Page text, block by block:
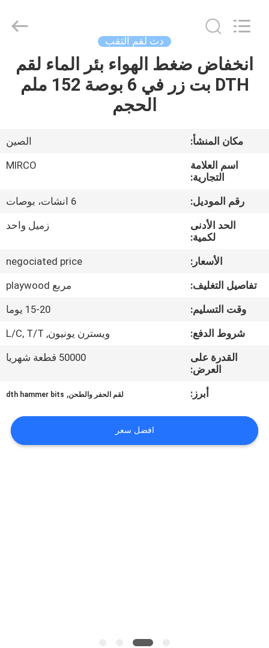
الصفحة
الرئيسية
معلومات
جولة
المعمل
مراقبة
الجودة
اتصل
اطلب
اقتباس
Reserved.
دث لقم الثقب
انخفاض ضغط الهواء بئر الماء لقم
DTH بت زر في 6 بوصة 152 ملم
الحجم
مكان المنشأ:
الصين
اسم العلامة
التجارية:
MIRCO
رقم الموديل:
6 انشات، بوصات
الحد الأدنى
لكمية:
زميل واحد
الأسعار:
negociated price
تفاصيل التغليف:
مربع playwood
وقت التسليم:
15-20 يوما
شروط الدفع:
ويسترن يونيون, L/C, T/T
القدرة على
العرض:
50000 قطعة شهريا
أبرز: لقم الحفر والطحن,
dth hammer bits
افضل سعر